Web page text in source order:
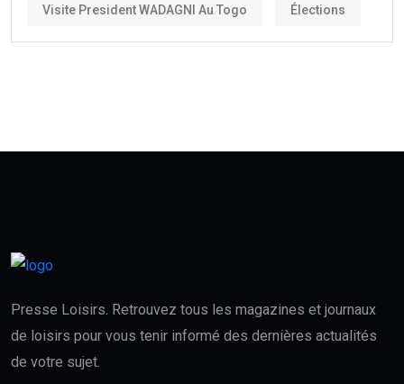
Visite President WADAGNI Au Togo Élections
Presse Loisirs. Retrouvez tous les magazines et journaux
de loisirs pour vous tenir informé des dernières actualités
de votre sujet.